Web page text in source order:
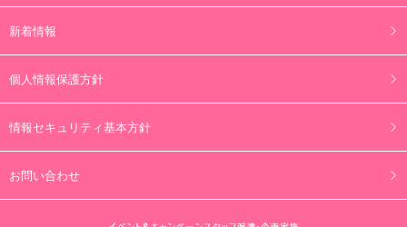
新着情報
個人情報保護方針
情報セキュリティ基本方針
お問い合わせ